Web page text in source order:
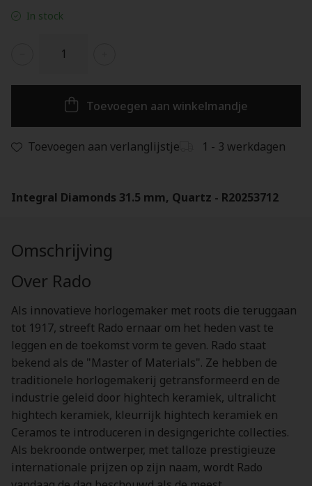
In stock
Toevoegen aan winkelmandje
Toevoegen aan verlanglijstje 1 - 3 werkdagen
Integral Diamonds 31.5 mm, Quartz - R20253712
Omschrijving
Over Rado
Als innovatieve horlogemaker met roots die teruggaan
tot 1917, streeft Rado ernaar om het heden vast te
leggen en de toekomst vorm te geven. Rado staat
bekend als de "Master of Materials". Ze hebben de
traditionele horlogemakerij getransformeerd en de
industrie geleid door hightech keramiek, ultralicht
hightech keramiek, kleurrijk hightech keramiek en
Ceramos te introduceren in designgerichte collecties.
Als bekroonde ontwerper, met talloze prestigieuze
internationale prijzen op zijn naam, wordt Rado